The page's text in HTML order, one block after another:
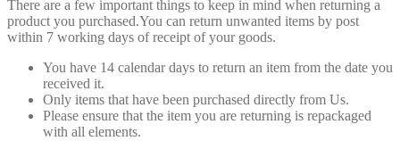
There are a few important things to keep in mind when returning a
product you purchased.You can return unwanted items by post
within 7 working days of receipt of your goods.
You have 14 calendar days to return an item from the date you
received it.
Only items that have been purchased directly from Us.
Please ensure that the item you are returning is repackaged
with all elements.